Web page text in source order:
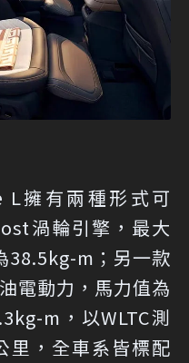
L擁有兩種形式可
渦輪引擎，最大
38.5kg-m；另一款
電動力，馬力值為
m，以WLTC測
里，全車系皆標配